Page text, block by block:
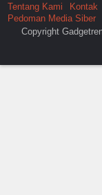
Tentang Kami Kontak
Pedoman Media Siber
Copyright